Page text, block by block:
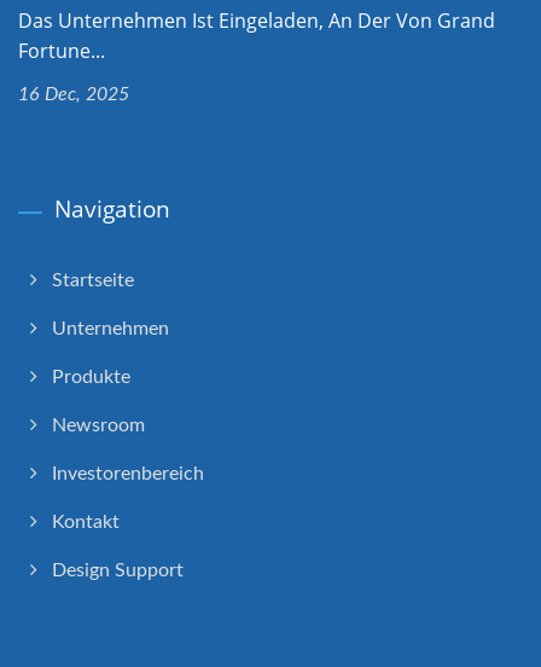
Das Unternehmen Ist Eingeladen, An Der Von Grand
Fortune...
16 Dec, 2025
Navigation
Startseite
Unternehmen
Produkte
Newsroom
Investorenbereich
Kontakt
Design Support